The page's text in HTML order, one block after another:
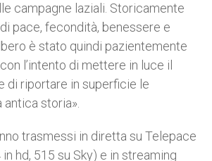
campagne laziali. Storicamente
di pace, fecondità, benessere e
è stato quindi pazientemente
l’intento di mettere in luce il
di riportare in superficie le
antica storia».
trasmessi in diretta su Telepace
hd, 515 su Sky) e in streaming